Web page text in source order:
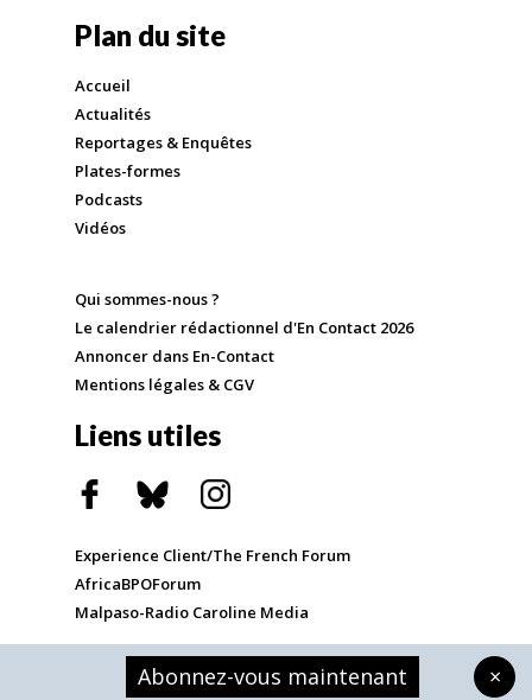
Plan du site
Accueil
Actualités
Reportages & Enquêtes
Plates-formes
Podcasts
Vidéos
Qui sommes-nous ?
Le calendrier rédactionnel d'En Contact 2026
Annoncer dans En-Contact
Mentions légales & CGV
Liens utiles
Experience Client/The French Forum
AfricaBPOForum
Malpaso-Radio Caroline Media
Abonnez-vous maintenant ×